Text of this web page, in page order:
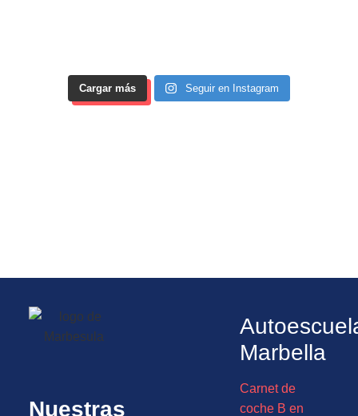
Cargar más Seguir en Instagram
Nuestras
Marbella
Carnet de
coche B en